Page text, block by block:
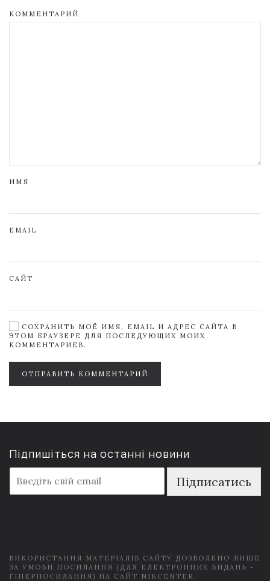
КОММЕНТАРИЙ
ИМЯ
EMAIL
САЙТ
СОХРАНИТЬ МОЁ ИМЯ, EMAIL И АДРЕС САЙТА В
ЭТОМ БРАУЗЕРЕ ДЛЯ ПОСЛЕДУЮЩИХ МОИХ
КОММЕНТАРИЕВ.
ОТПРАВИТЬ КОММЕНТАРИЙ
Підпишіться на останні новини
m
a
Підписатись
ВИКОРИСТАННЯ МАТЕРІАЛІВ САЙТУ ДОЗВОЛЕНО ЛИШЕ
ЗА УМОВИ ПОСИЛАННЯ (ДЛЯ ЕЛЕКТРОННИХ ВИДАНЬ -
ГІПЕРПОСИЛАННЯ) НА САЙТ NIKCENTER.